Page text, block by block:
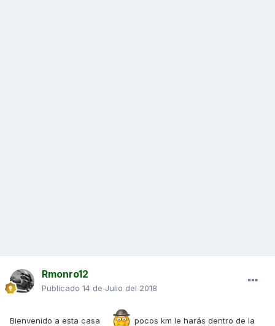
Rmonro12
Publicado 14 de Julio del 2018
Bienvenido a esta casa pocos km le harás dentro de la